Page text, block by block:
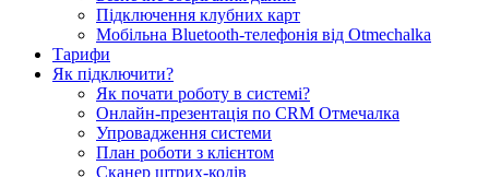
Підключення клубних карт
Мобільна Bluetooth-телефонія від Otmechalka
Тарифи
Як підключити?
Як почати роботу в системі?
Онлайн-презентація по CRM Отмечалка
Упровадження системи
План роботи з клієнтом
Сканер штрих-кодів